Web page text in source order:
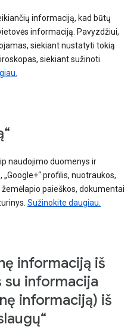
informaciją, kad būtų
informaciją. Pavyzdžiui,
siekiant nustatyti tokią
siekiant sužinoti
naudojimo duomenys ir
profilis, nuotraukos,
paieškos, dokumentai
Sužinokite daugiau.
informaciją iš
su informacija
informaciją) iš